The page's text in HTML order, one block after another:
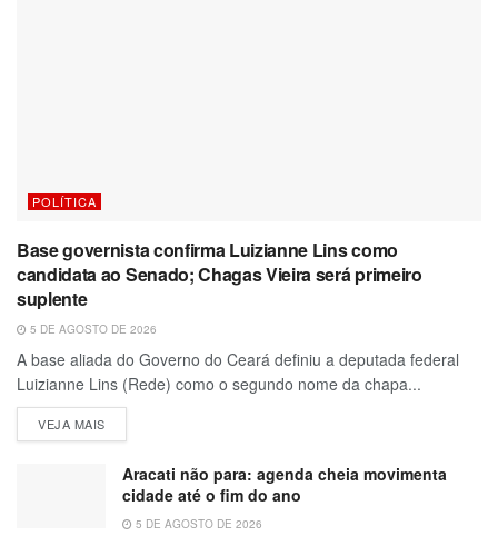
POLÍTICA
Base governista confirma Luizianne Lins como
candidata ao Senado; Chagas Vieira será primeiro
suplente
5 DE AGOSTO DE 2026
A base aliada do Governo do Ceará definiu a deputada federal
Luizianne Lins (Rede) como o segundo nome da chapa...
VEJA MAIS
Aracati não para: agenda cheia movimenta
cidade até o fim do ano
5 DE AGOSTO DE 2026